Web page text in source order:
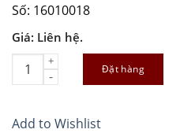
Số: 16010018
Giá: Liên hệ.
SAPHIR - Dung dịch vệ sinh
Đặt hàng
Add to Wishlist